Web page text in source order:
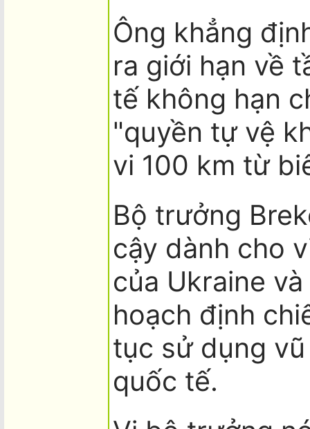
Ông khẳng
ra giới hạn về
tế không hạn
"quyền tự vệ
vi 100 km từ
Bộ trưởng
cậy dành cho
của Ukraine
hoạch định
tục sử dụng
quốc tế.